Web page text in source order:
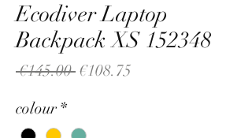
Ecodiver Laptop
Backpack XS 152348
€145.00 Regular
€108.75
colour *